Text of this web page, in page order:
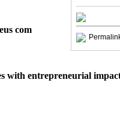
com
with entrepreneurial